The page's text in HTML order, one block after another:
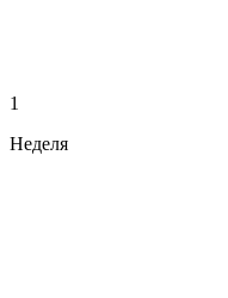
1
Неделя